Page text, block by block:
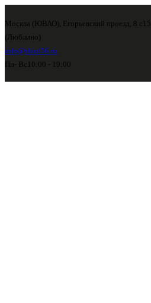
Москва (ЮВАО), Егорьевский проезд, 8 с15
(Люблино)
info@shini56.ru
Пн- Вс 10:00 - 19:00